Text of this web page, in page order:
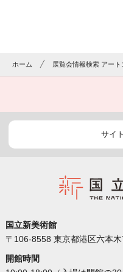
ホーム 展覧会情報検索 アート
サイ
国立新美術館
〒106-8558 東京都港区六本
開館時間